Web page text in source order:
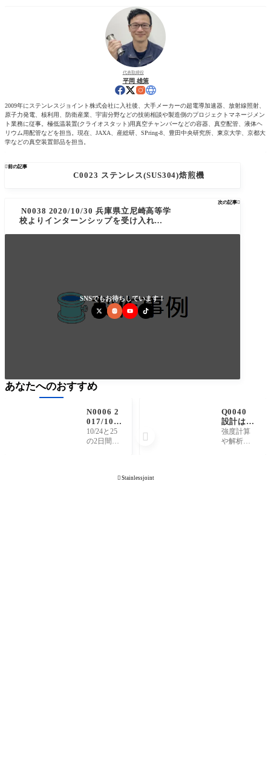
代表取締役
平岡 雄策
2009年にステンレスジョイント株式会社に入社後、大手メーカーの超電導加速器、放射線照射、
原子力発電、核利用、防衛産業、宇宙分野などの技術相談や製造側のプロジェクトマネージメン
ト業務に従事。極低温装置(クライオスタット)用真空チャンバーなどの容器、真空配管、液体ヘ
リウム用配管などを担当。現在、JAXA、産総研、SPring-8、豊田中央研究所、東京大学、京都大
学などの真空装置部品を担当。
前の記事
C0023 ステンレス(SUS304)焙煎機
次の記事
N0038 2020/10/30 兵庫県立尼崎高等学
校よりインターンシップを受け入れまし
SNSでもお待ちしています！
あなたへのおすすめ
N0006 2
017/10/2
6 兵庫県
立尼崎高
プに来ら
10/24と25
の2日間に
校より、1
Q0040
設計は可
能です
か。
強度計算
や解析等

 Stainlessjoint